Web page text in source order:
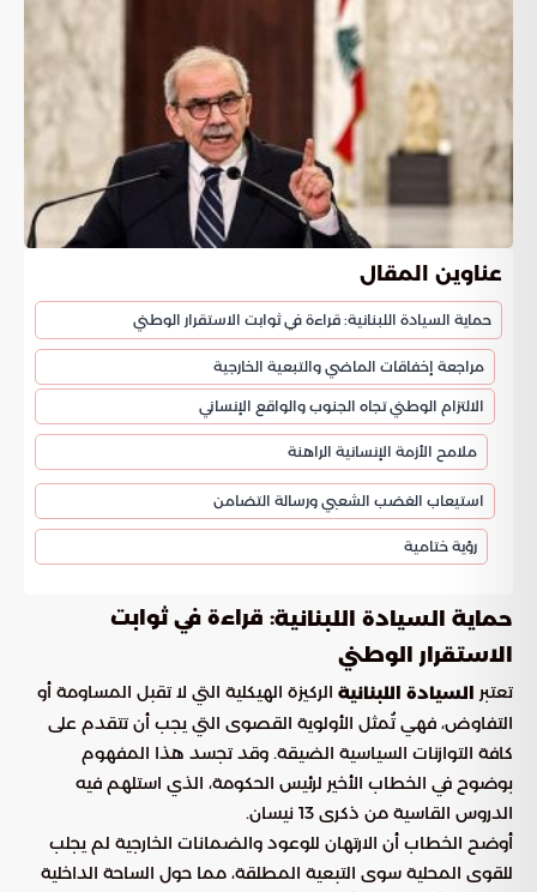
عناوين المقال
حماية السيادة اللبنانية: قراءة في ثوابت الاستقرار الوطني
مراجعة إخفاقات الماضي والتبعية الخارجية
الالتزام الوطني تجاه الجنوب والواقع الإنساني
ملامح الأزمة الإنسانية الراهنة
استيعاب الغضب الشعبي ورسالة التضامن
رؤية ختامية
حماية السيادة اللبنانية: قراءة في ثوابت
الاستقرار الوطني
تعتبر السيادة اللبنانية الركيزة الهيكلية التي لا تقبل المساومة أو
التفاوض، فهي تُمثل الأولوية القصوى التي يجب أن تتقدم على
كافة التوازنات السياسية الضيقة. وقد تجسد هذا المفهوم
بوضوح في الخطاب الأخير لرئيس الحكومة، الذي استلهم فيه
الدروس القاسية من ذكرى 13 نيسان.
أوضح الخطاب أن الارتهان للوعود والضمانات الخارجية لم يجلب
للقوى المحلية سوى التبعية المطلقة، مما حول الساحة الداخلية